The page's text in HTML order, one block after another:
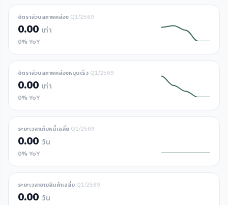
อัตราส่วนสภาพคล่อง Q1/2569
0.00 เท่า
0% YoY
อัตราส่วนสภาพคล่องหมุนเร็ว Q1/2569
0.00 เท่า
0% YoY
ระยะเวลาเก็บหนี้เฉลี่ย Q1/2569
0.00 วัน
0% YoY
ระยะเวลาขายสินค้าเฉลี่ย Q1/2569
0.00 วัน